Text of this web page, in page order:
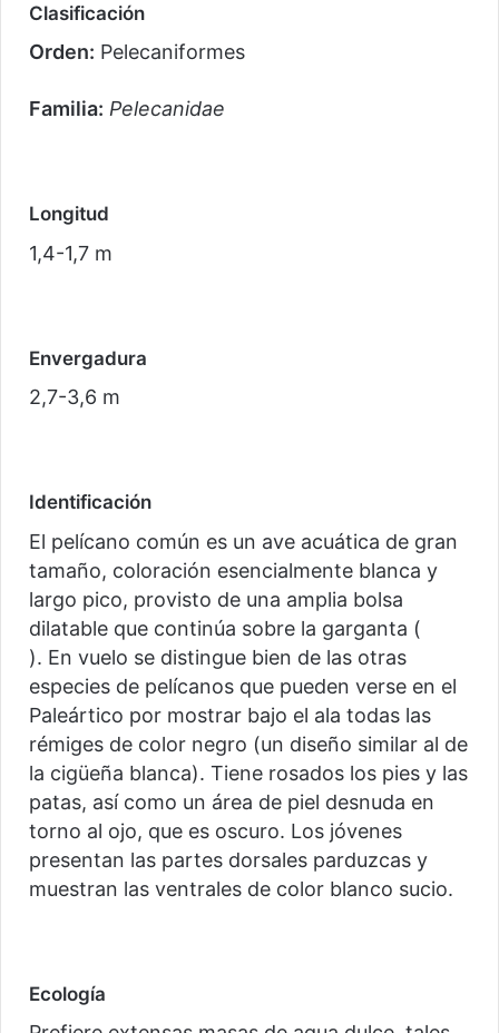
Clasificación
Orden: Pelecaniformes
Familia: Pelecanidae
Longitud
1,4-1,7 m
Envergadura
2,7-3,6 m
Identificación
El pelícano común es un ave acuática de gran
tamaño, coloración esencialmente blanca y
largo pico, provisto de una amplia bolsa
dilatable que continúa sobre la garganta (
). En vuelo se distingue bien de las otras
especies de pelícanos que pueden verse en el
Paleártico por mostrar bajo el ala todas las
rémiges de color negro (un diseño similar al de
la cigüeña blanca). Tiene rosados los pies y las
patas, así como un área de piel desnuda en
torno al ojo, que es oscuro. Los jóvenes
presentan las partes dorsales parduzcas y
muestran las ventrales de color blanco sucio.
Ecología